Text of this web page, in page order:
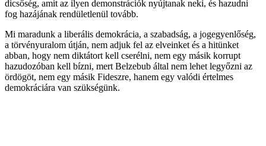
dicsőség, amit az ilyen demonstrációk nyújtanak neki, és hazudni
fog hazájának rendületlenül tovább.
Mi maradunk a liberális demokrácia, a szabadság, a jogegyenlőség,
a törvényuralom útján, nem adjuk fel az elveinket és a hitünket
abban, hogy nem diktátort kell cserélni, nem egy másik korrupt
hazudozóban kell bízni, mert Belzebub által nem lehet legyőzni az
ördögöt, nem egy másik Fideszre, hanem egy valódi értelmes
demokráciára van szükségünk.